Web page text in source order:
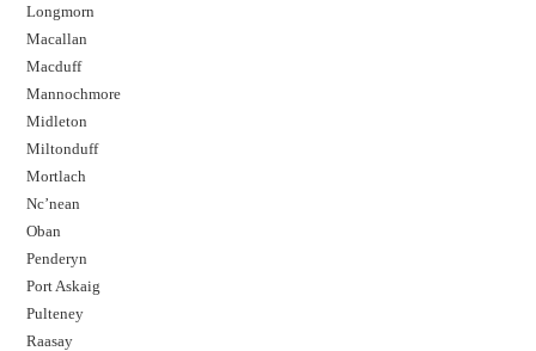
Longmorn
Macallan
Macduff
Mannochmore
Midleton
Miltonduff
Mortlach
Nc’nean
Oban
Penderyn
Port Askaig
Pulteney
Raasay